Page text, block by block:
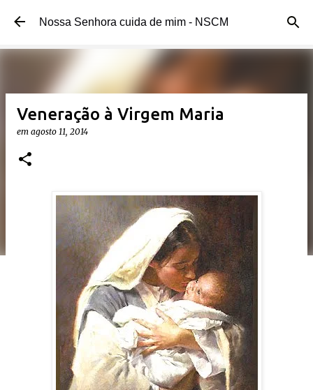
Pular para o conteúdo principal
Nossa Senhora cuida de mim - NSCM
Veneração à Virgem Maria
em agosto 11, 2014